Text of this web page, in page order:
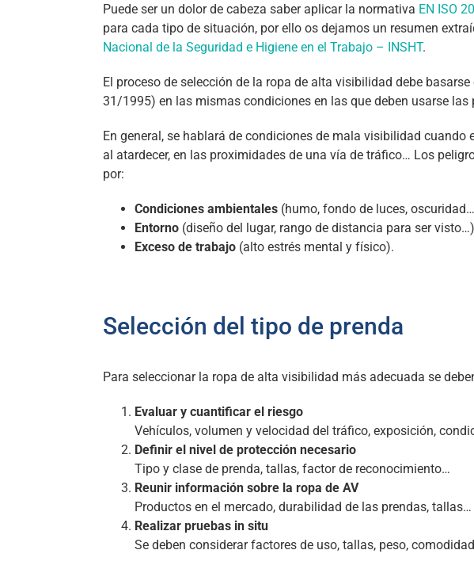
Puede ser un dolor de cabeza saber aplicar la normativa EN ISO
para cada tipo de situación, por ello os dejamos un resumen
Nacional de la Seguridad e Higiene en el Trabajo – INSHT.
El proceso de selección de la ropa de alta visibilidad debe
31/1995) en las mismas condiciones en las que deben usarse las
En general, se hablará de condiciones de mala visibilidad cuando
al atardecer, en las proximidades de una vía de tráfico… Los
por:
Condiciones ambientales(humo, fondo de luces,
Entorno(diseño del lugar, rango de distancia para ser
Exceso de trabajo(alto estrés mental y físico).
Selección del tipo de prenda
Para seleccionar la ropa de alta visibilidad más adecuada se
Evaluar y cuantificar el riesgo
Vehículos, volumen y velocidad del tráfico, exposición,
Definir el nivel de protección necesario
Tipo y clase de prenda, tallas, factor de reconocimiento…
Reunir información sobre la ropa de AV
Productos en el mercado, durabilidad de las prendas, tallas…
Realizar pruebas in situ
Se deben considerar factores de uso, tallas, peso,